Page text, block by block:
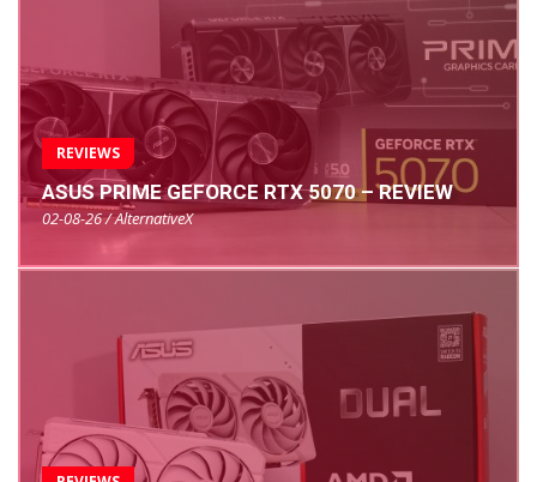
REVIEWS
ASUS PRIME GEFORCE RTX 5070 – REVIEW
02-08-26 / AlternativeX